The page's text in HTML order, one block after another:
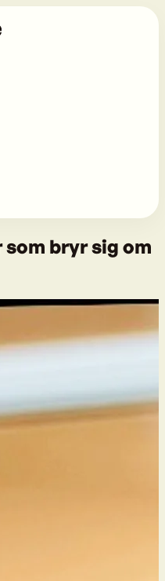
bryr sig om